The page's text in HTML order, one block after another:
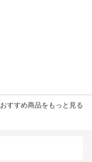
おすすめ商品をもっと見る